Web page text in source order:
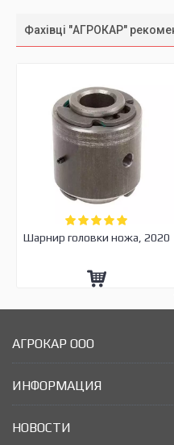
Фахівці "АГРОКАР"
Шарнир головки ножа, 2020
АГРОКАР ООО
ИНФОРМАЦИЯ
НОВОСТИ